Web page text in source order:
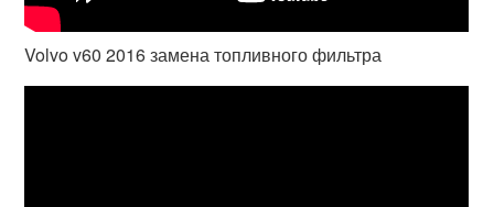
Volvo v60 2016 замена топливного фильтра